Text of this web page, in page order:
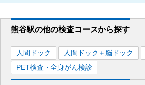
熊谷駅の他の検査コースから探す
人間ドック 人間ドック＋脳ドック
PET検査・全身がん検診